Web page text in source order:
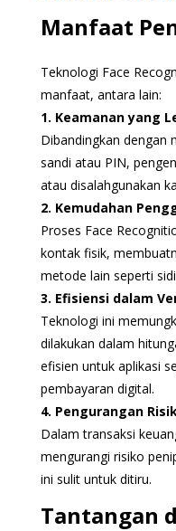
Manfaat
Teknologi Face
manfaat, antara lain:
1. Keamanan yang
Dibandingkan dengan
sandi atau PIN,
atau disalahgunakan
2. Kemudahan
Proses Face
kontak fisik,
metode lain seperti
3. Efisiensi dalam
Teknologi ini
dilakukan dalam
efisien untuk aplikasi
pembayaran digital.
4. Pengurangan
Dalam transaksi
mengurangi risiko
ini sulit untuk ditiru.
Tantangan